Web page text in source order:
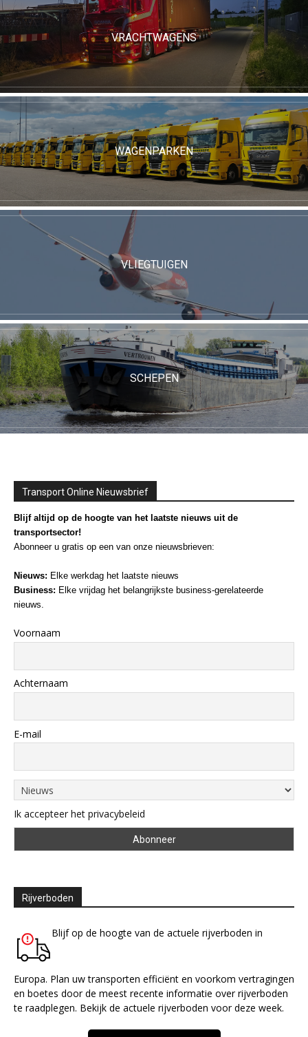
VRACHTWAGENS
WAGENPARKEN
VLIEGTUIGEN
SCHEPEN
Transport Online Nieuwsbrief
Blijf altijd op de hoogte van het laatste nieuws uit de
transportsector!
Abonneer u gratis op een van onze nieuwsbrieven:
Nieuws: Elke werkdag het laatste nieuws
Business: Elke vrijdag het belangrijkste business-gerelateerde
nieuws.
Voornaam
Achternaam
E-mail
Ik accepteer het privacybeleid
Rijverboden
Blijf op de hoogte van de actuele rijverboden in
Europa. Plan uw transporten efficiënt en voorkom vertragingen
en boetes door de meest recente informatie over rijverboden
te raadplegen. Bekijk de actuele rijverboden voor deze week.